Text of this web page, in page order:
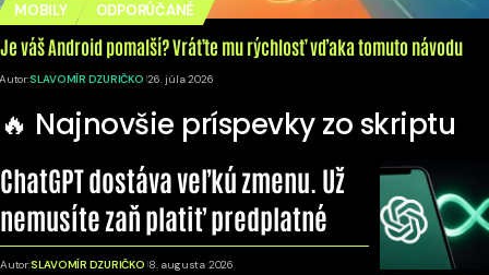
MOBILY ODPORÚČANÉ
Je váš Android pomalší? Vráťte mu rýchlosť vďaka tomuto návodu
Autor:SLAVOMÍR DZURIČKO 26. júla 2026
🔥 Najnovšie príspevky zo skriptu
ChatGPT dostáva veľkú zmenu. Už
nemusíte zaň platiť predplatné
Autor:SLAVOMÍR DZURIČKO 8. augusta 2026